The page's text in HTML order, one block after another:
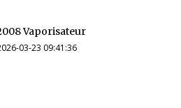
Vaporisateur
03-23 09:41:36